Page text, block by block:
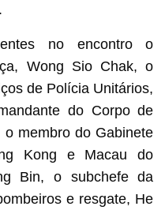
no encontro o
Wong Sio Chak, o
de Polícia Unitários,
do Corpo de
membro do Gabinete
Kong e Macau do
Bin, o subchefe da
e resgate, He